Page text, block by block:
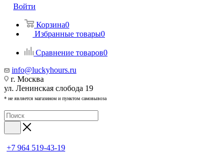
Войти
Корзина0
Избранные товары0
Сравнение товаров0
info@luckyhours.ru
г. Москва
ул. Ленинская слобода 19
* не является магазином и пунктом самовывоза
+7 964 519-43-19